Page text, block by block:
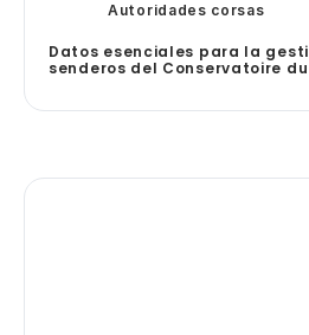
Autoridades corsas
Datos esenciales para la
senderos del Conservatoire